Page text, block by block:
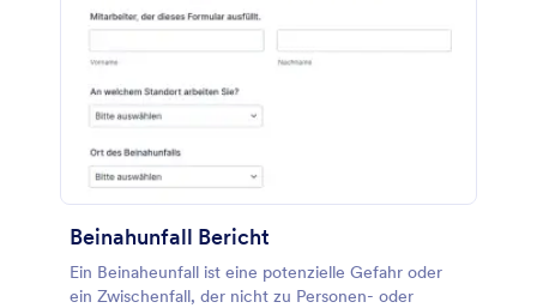
Beinahunfall Bericht
Ein Beinaheunfall ist eine potenzielle Gefahr oder
ein Zwischenfall, der nicht zu Personen- oder